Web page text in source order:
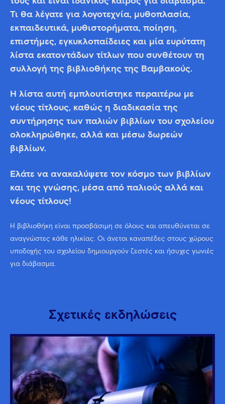
Τι θα λέγατε για λογοτεχνία, μυθοπλασία,
εκπαιδευτικά, μυθιστορήματα, ποίηση,
επιστήμες, εγκυκλοπαίδειες και μία ευρύτατη
λίστα εκατοντάδων τίτλων που συνθέτουν τη
συλλογή της βιβλιοθήκης της Βαμβακούς.
Η λίστα αυτή εμπλουτίστηκε περαιτέρω με
νέους τίτλους, καθώς η διαδικασία της
συντήρησης των παλιών βιβλίων του σχολείου
ολοκληρώθηκε, αλλά και μέσω δωρεών
βιβλίων.
Ελάτε να ανακαλύψετε τον κόσμο των βιβλίων
και της γνώσης, μέσα από παλιούς αλλά και
νέους τίτλους!
Η βιβλιοθήκη είναι προσβάσιμη σε όλους και απευθύνεται σε
αναγνώστες κάθε ηλικίας. Οι άνετοι καναπέδες στους χώρους
υποδοχής του σχολείου δημιουργούν ζεστές και ήσυχες γωνιές
για διάβασμα.
Σχετικές εκδηλώσεις